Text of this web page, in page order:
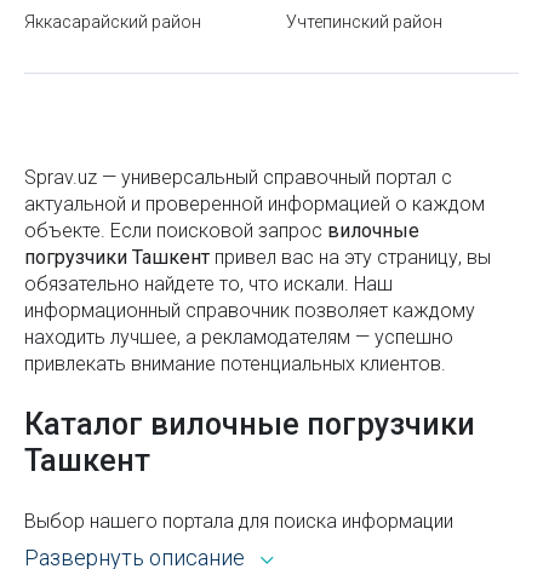
продуктов
компаний в Ташкенте
Мавзолей Зангиата в Ташкенте
Парк Анхор Локомотив в Ташкенте
Праздники в Узбекистане
На что обратить внимание при выборе раковины
Безвизовые страны для граждан Узбекистана в
2025 году — полный актуальный список
Яккасарайский район Учтепинский район
Sprav.uz — универсальный справочный портал с
актуальной и проверенной информацией о каждом
объекте. Если поисковой запроc вилочные
погрузчики Ташкент привел вас на эту страницу, вы
обязательно найдете то, что искали. Наш
информационный справочник позволяет каждому
находить лучшее, а рекламодателям — успешно
привлекать внимание потенциальных клиентов.
Каталог вилочные погрузчики
Ташкент
Выбор нашего портала для поиска информации
открывает широкие возможности. Каталог Sprav для
Развернуть описание